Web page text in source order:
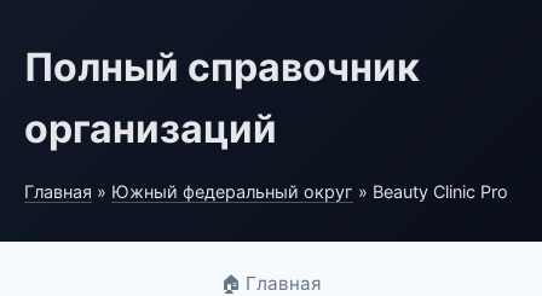
Полный справочник
организаций
Главная » Южный федеральный округ » Beauty Clinic Pro
🏠 Главная